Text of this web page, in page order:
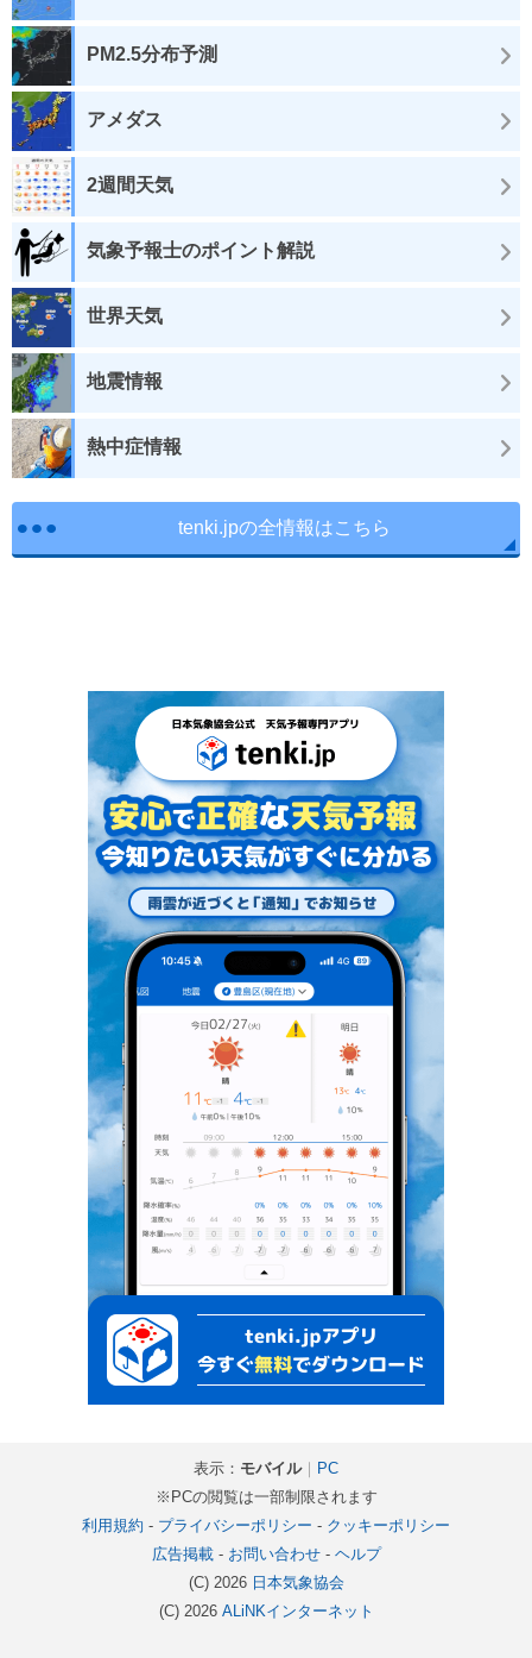
PM2.5分布予測
アメダス
2週間天気
気象予報士のポイント解説
世界天気
地震情報
熱中症情報
tenki.jpの全情報はこちら
表示： モバイル｜ PC
※PCの閲覧は一部制限されます
利用規約 - プライバシーポリシー - クッキーポリシー
広告掲載- お問い合わせ- ヘルプ
(C) 2026 日本気象協会
(C) 2026 ALiNKインターネット